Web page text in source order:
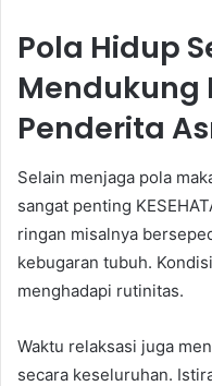
Pola Hidup
Mendukung
Penderita
Selain menjaga pola
sangat penting
ringan misalnya
kebugaran tubuh.
menghadapi rutinitas.
Waktu relaksasi juga
secara keseluruhan.